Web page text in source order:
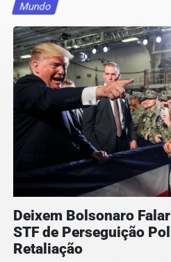
Mundo
Deixem Bolsonaro
STF de Perseguição
Retaliação